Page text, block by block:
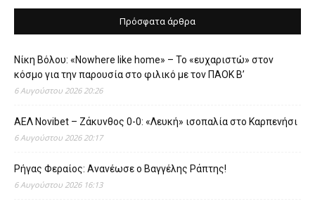
Πρόσφατα άρθρα
Νίκη Βόλου: «Nowhere like home» – Το «ευχαριστώ» στον
κόσμο για την παρουσία στο φιλικό με τον ΠΑΟΚ Β’
6 Αυγούστου 2026 20:26
ΑΕΛ Novibet – Ζάκυνθος 0-0: «Λευκή» ισοπαλία στο Καρπενήσι
6 Αυγούστου 2026 20:17
Ρήγας Φεραίος: Ανανέωσε ο Βαγγέλης Ράπτης!
6 Αυγούστου 2026 16:13